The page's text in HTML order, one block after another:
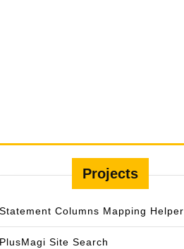
Projects
Statement Columns Mapping Helper
PlusMagi Site Search